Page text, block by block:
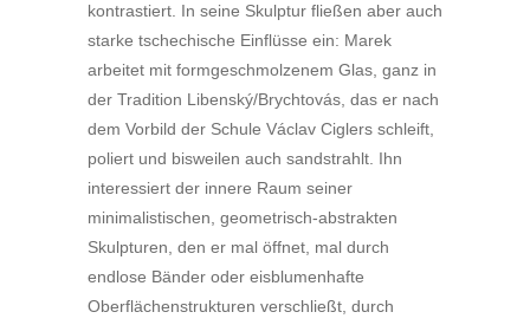
kontrastiert. In seine Skulptur fließen aber auch
starke tschechische Einflüsse ein: Marek
arbeitet mit formgeschmolzenem Glas, ganz in
der Tradition Libenský/Brychtovás, das er nach
dem Vorbild der Schule Václav Ciglers schleift,
poliert und bisweilen auch sandstrahlt. Ihn
interessiert der innere Raum seiner
minimalistischen, geometrisch-abstrakten
Skulpturen, den er mal öffnet, mal durch
endlose Bänder oder eisblumenhafte
Oberflächenstrukturen verschließt, durch